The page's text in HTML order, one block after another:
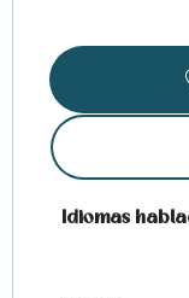
Idiomas
Idiomas